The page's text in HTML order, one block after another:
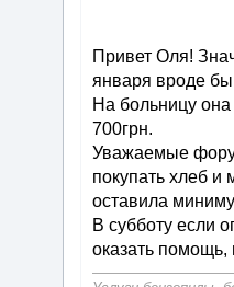
Привет Оля!
января вроде бы
На больницу
700грн.
Уважаемые
покупать хлеб и
оставила
В субботу если
оказать помощь,